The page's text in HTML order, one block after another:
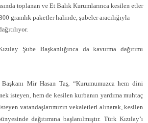
toplanan ve Et Balık Kurumlarınca kesilen etler
gramlık paketler halinde, şubeler aracılığıyla
Şube Başkanlığınca da kavurma dağıtımı
Başkanı Mir Hasan Taş, “Kurumumuzca hem dini
isteyen, hem de kesilen kurbanın yardıma muhtaç
vatandaşlarımızın vekaletleri alınarak, kesilen
dağıtımına başlanılmıştır. Türk Kızılay’ı